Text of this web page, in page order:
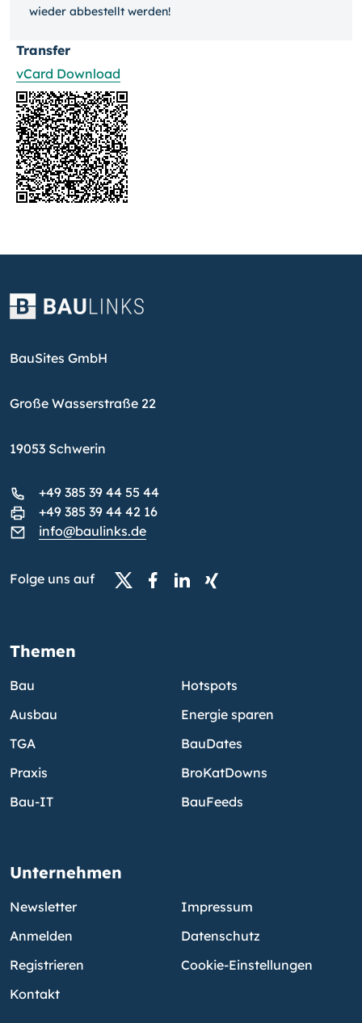
wieder ab­bestellt werden!
Transfer
vCard Download
BauSites GmbH
Große Wasserstraße 22
19053 Schwerin
+49 385 39 44 55 44
+49 385 39 44 42 16
info@baulinks.de
Folge uns auf
Themen
Bau
Ausbau
TGA
Praxis
Bau-IT
Hotspots
Energie sparen
BauDates
BroKatDowns
BauFeeds
Unternehmen
Newsletter
Anmelden
Registrieren
Kontakt
Impressum
Datenschutz
Cookie-Einstellungen